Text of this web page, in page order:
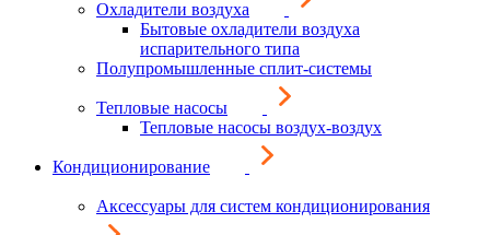
Охладители воздуха
Бытовые охладители воздуха
испарительного типа
Полупромышленные сплит-системы
Тепловые насосы
Тепловые насосы воздух-воздух
Кондиционирование
Аксессуары для систем кондиционирования